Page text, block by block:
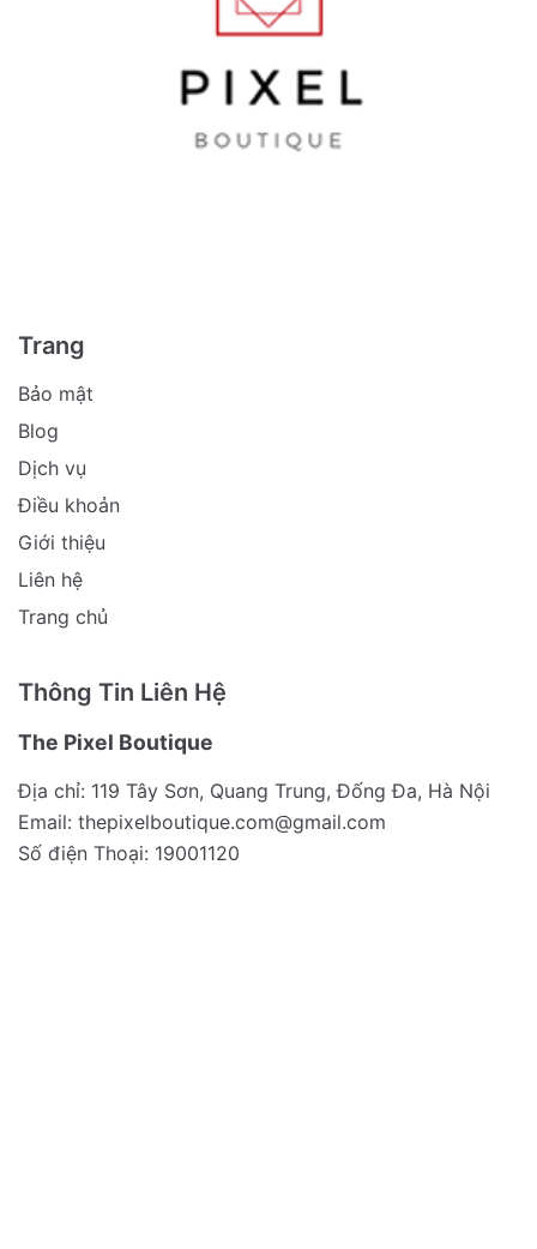
Trang
Bảo mật
Blog
Dịch vụ
Điều khoản
Giới thiệu
Liên hệ
Trang chủ
Thông Tin Liên Hệ
The Pixel Boutique
Địa chỉ: 119 Tây Sơn, Quang Trung, Đống Đa, Hà Nội
Email: thepixelboutique.com@gmail.com
Số điện Thoại: 19001120